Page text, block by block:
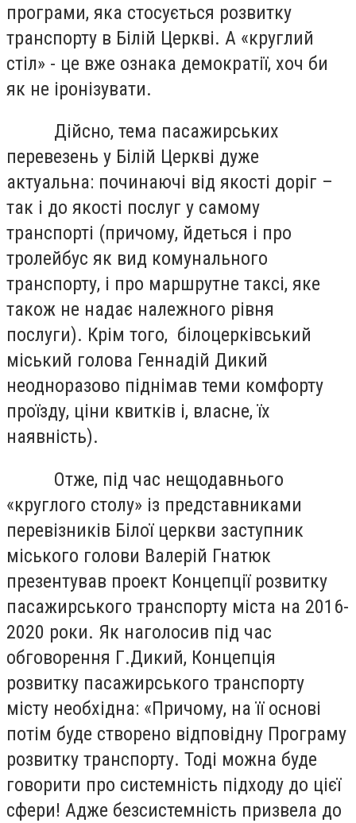
програми, яка стосується розвитку
транспорту в Білій Церкві. А «круглий
стіл» - це вже ознака демократії, хоч би
як не іронізувати.
Дійсно, тема пасажирських
перевезень у Білій Церкві дуже
актуальна: починаючі від якості доріг –
так і до якості послуг у самому
транспорті (причому, йдеться і про
тролейбус як вид комунального
транспорту, і про маршрутне таксі, яке
також не надає належного рівня
послуги). Крім того, білоцерківський
міський голова Геннадій Дикий
неодноразово піднімав теми комфорту
проїзду, ціни квитків і, власне, їх
наявність).
Отже, під час нещодавнього
«круглого столу» із представниками
перевізників Білої церкви заступник
міського голови Валерій Гнатюк
презентував проект Концепції розвитку
пасажирського транспорту міста на 2016-
2020 роки. Як наголосив під час
обговорення Г.Дикий, Концепція
розвитку пасажирського транспорту
місту необхідна: «Причому, на її основі
потім буде створено відповідну Програму
розвитку транспорту. Тоді можна буде
говорити про системність підходу до цієї
сфери! Адже безсистемність призвела до